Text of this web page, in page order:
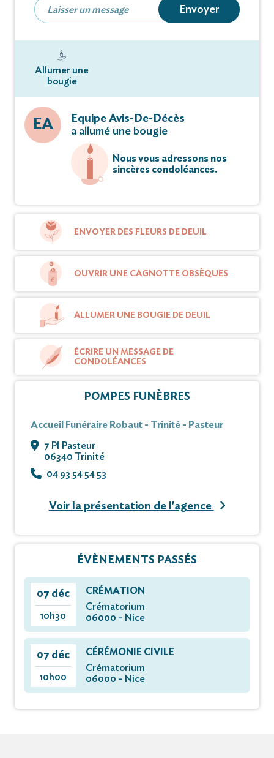
Envoyer
Allumer une
bougie
EA
Equipe Avis-De-Décès
a allumé une bougie
Nous vous adressons nos
sincères condoléances.
ENVOYER DES FLEURS DE DEUIL
OUVRIR UNE CAGNOTTE OBSÈQUES
ALLUMER UNE BOUGIE DE DEUIL
ÉCRIRE UN MESSAGE DE
CONDOLÉANCES
POMPES FUNÈBRES
Accueil Funéraire Robaut - Trinité - Pasteur
7 Pl Pasteur
06340 Trinité
04 93 54 54 53
Voir la présentation de l'agence
ÉVÈNEMENTS PASSÉS
07 déc
10h30
CRÉMATION
Crématorium
06000 - Nice
07 déc
10h00
CÉRÉMONIE CIVILE
Crématorium
06000 - Nice